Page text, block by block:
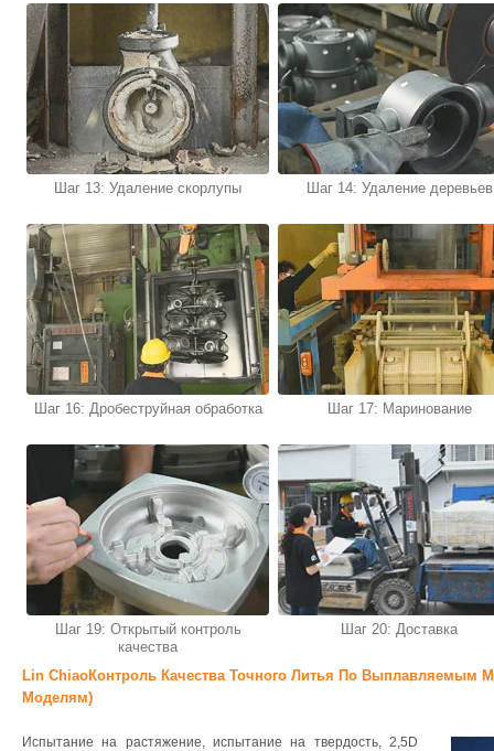
Шаг 13: Удаление скорлупы Шаг 14: Удаление деревьев
Шаг 16: Дробеструйная обработка Шаг 17: Маринование
Шаг 19: Открытый контроль
качества
Шаг 20: Доставка
Lin ChiaoКонтроль Качества Точного Литья По
Моделям)
Испытание на растяжение, испытание на твердость, 2,5D